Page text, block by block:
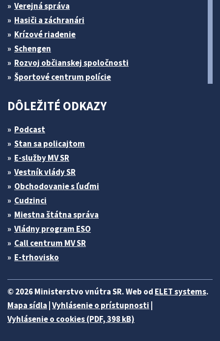
Verejná správa
Hasiči a záchranári
Krízové riadenie
Schengen
Rozvoj občianskej spoločnosti
Športové centrum polície
DÔLEŽITÉ ODKAZY
Podcast
Stan sa policajtom
E-služby MV SR
Vestník vlády SR
Obchodovanie s ľuďmi
Cudzinci
Miestna štátna správa
Vládny program ESO
Call centrum MV SR
E-trhovisko
© 2026 Ministerstvo vnútra SR. Web od ELET systems.
Mapa sídla Vyhlásenie o prístupnosti
Vyhlásenie o cookies (PDF, 398 kB)